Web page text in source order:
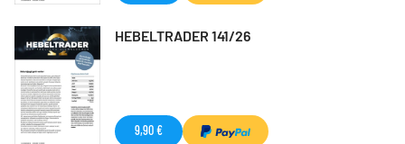
HEBELTRADER 141/26
9,90 €